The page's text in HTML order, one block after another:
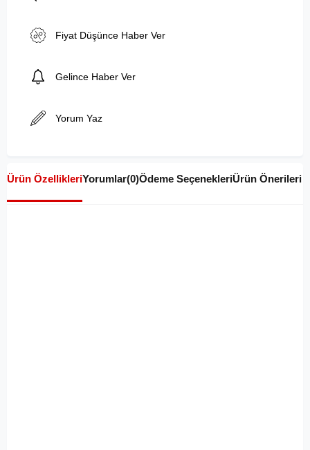
Fiyat Düşünce Haber Ver
Gelince Haber Ver
Yorum Yaz
Ürün ÖzellikleriYorumlar(0)Ödeme SeçenekleriÜrün Önerileri